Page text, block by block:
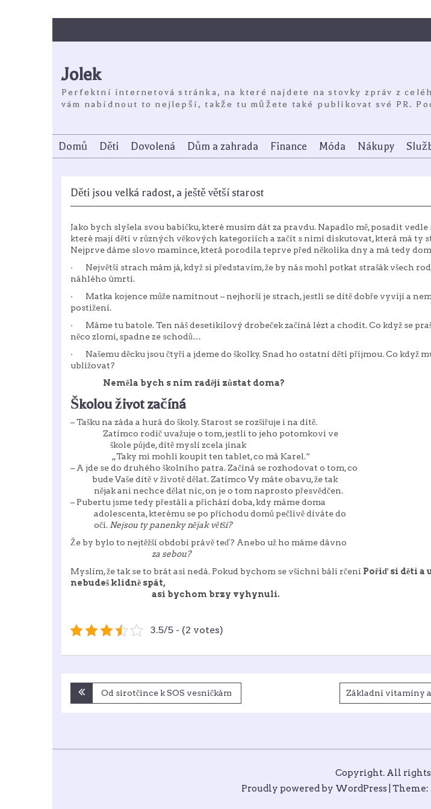
Jolek
Perfektní internetová stránka, na které najdete na stovky zpráv z
vám nabídnout to nejlepší, takže tu můžete také publikovat své PR.
Domů Děti Dovolená Dům a zahrada Finance Móda Nákupy
Děti jsou velká radost, a ještě větší starost
Jako bych slyšela svou babičku, které musím dát za pravdu. Napadlo mě, posadit vedle
které mají děti v různých věkových kategoriích a začít s nimi diskutovat, která má ty
Nejprve dáme slovo mamince, která porodila teprve před několika dny a má tedy
· Největší strach mám já, když si představím, že by nás mohl potkat strašák všech
náhlého úmrtí.
· Matka kojence může namítnout – nejhorší je strach, jestli se dítě dobře vyvíjí a
postižení.
· Máme tu batole. Ten náš desetikilový drobeček začíná lézt a chodit. Co když se
něco zlomí, spadne ze schodů…
· Našemu děcku jsou čtyři a jdeme do školky. Snad ho ostatní děti přijmou. Co když
ubližovat?
Neměla bych s ním raději zůstat doma?
Školou život začíná
– Tašku na záda a hurá do školy. Starost se rozšiřuje i na dítě.
Zatímco rodič uvažuje o tom, jestli to jeho potomkovi ve
škole půjde, dítě myslí zcela jinak
„Taky mi mohli koupit ten tablet, co má Karel.“
– A jde se do druhého školního patra. Začíná se rozhodovat o tom, co
bude Vaše dítě v životě dělat. Zatímco Vy máte obavu, že tak
nějak ani nechce dělat nic, on je o tom naprosto přesvědčen.
– Pubertu jsme tedy přestáli a přichází doba, kdy máme doma
adolescenta, kterému se po příchodu domů pečlivě díváte do
očí. Nejsou ty panenky nějak větší?
Že by bylo to nejtěžší období právě teď? Anebo už ho máme dávno
za sebou?
Myslím, že tak se to brát asi nedá. Pokud bychom se všichni báli rčení Pořiď si děti a
nebudeš klidně spát,
asi bychom brzy vyhynuli.
3.5/5 - (2 votes)
NavigaceOd sirotčince k SOS vesničkám Základní vitamíny
Copyright. All rights
Proudly powered by WordPress Theme: